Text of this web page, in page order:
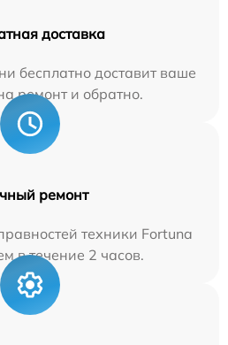
доставка
бесплатно доставит ваше
ремонт и обратно.
ремонт
техники Fortuna
в течение 2 часов.